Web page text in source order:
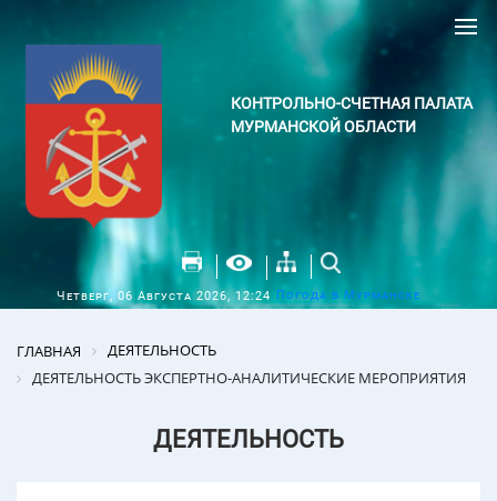
КОНТРОЛЬНО-СЧЕТНАЯ ПАЛАТА
МУРМАНСКОЙ ОБЛАСТИ
Четверг, 06 Августа 2026, 12:24 Погода в Мурманске
ГЛАВНАЯ
ДЕЯТЕЛЬНОСТЬ
ДЕЯТЕЛЬНОСТЬ ЭКСПЕРТНО-АНАЛИТИЧЕСКИЕ МЕРОПРИЯТИЯ
ДЕЯТЕЛЬНОСТЬ